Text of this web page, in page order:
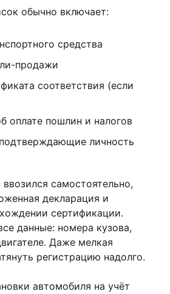
обычно включает:
средства
продажи
соответствия (если
оплате пошлин и налогов
личность
самостоятельно,
декларация и
сертификации.
данные: номера кузова,
Даже мелкая
регистрацию надолго.
автомобиля на учёт